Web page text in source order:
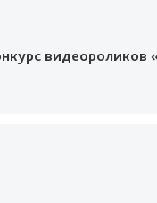
видеороликов